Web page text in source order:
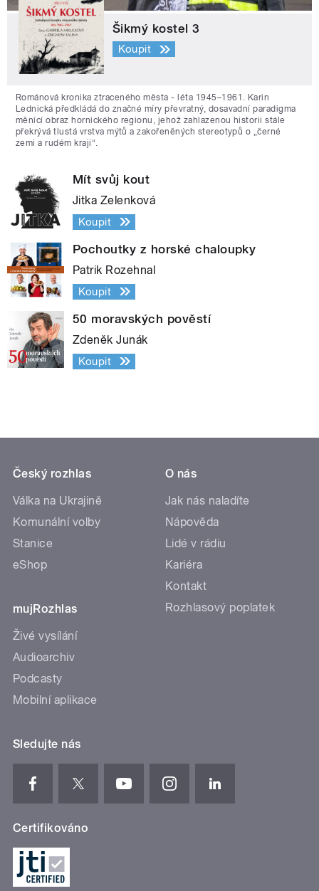
Šikmý kostel 3
Koupit
Románová kronika ztraceného města - léta 1945–1961. Karin
Lednická předkládá do značné míry převratný, dosavadní paradigma
měnící obraz hornického regionu, jehož zahlazenou historii stále
překrývá tlustá vrstva mýtů a zakořeněných stereotypů o „černé
zemi a rudém kraji“.
Mít svůj kout
Jitka Zelenková
Koupit
Pochoutky z horské chaloupky
Patrik Rozehnal
Koupit
50 moravských pověstí
Zdeněk Junák
Koupit
Český rozhlas
Válka na Ukrajině
Komunální volby
Stanice
eShop
mujRozhlas
Živé vysílání
Audioarchiv
Podcasty
Mobilní aplikace
O nás
Jak nás naladíte
Nápověda
Lidé v rádiu
Kariéra
Kontakt
Rozhlasový poplatek
Sledujte nás
Certifikováno